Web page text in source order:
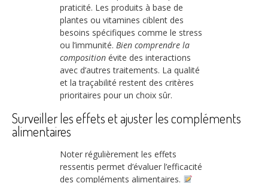
praticité. Les produits à base de
plantes ou vitamines ciblent des
besoins spécifiques comme le stress
ou l’immunité. Bien comprendre la
composition évite des interactions
avec d’autres traitements. La qualité
et la traçabilité restent des critères
prioritaires pour un choix sûr.
Surveiller les effets et ajuster les compléments
alimentaires
Noter régulièrement les effets
ressentis permet d’évaluer l’efficacité
des compléments alimentaires.